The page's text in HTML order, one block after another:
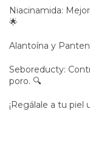
Niacinamida:
🌟
Alantoína y
Seboreducty:
poro. 🔍
¡Regálale a tu piel